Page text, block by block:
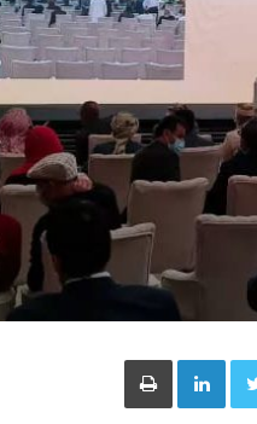
Twitter
LinkedInطباعة